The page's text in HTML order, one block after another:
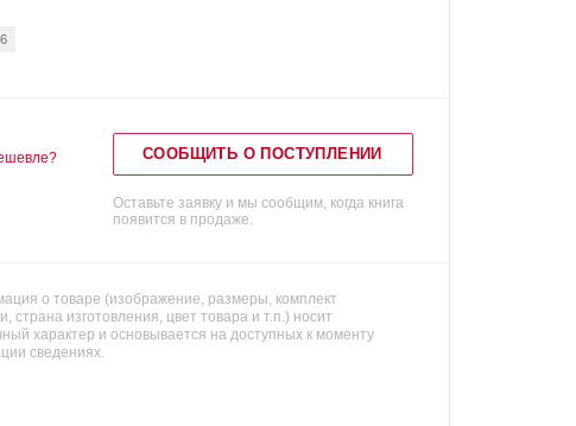
СООБЩИТЬ О ПОСТУПЛЕНИИ
Оставьте заявку и мы сообщим, когда книга
появится в продаже.
о товаре (изображение, размеры, комплект
страна изготовления, цвет товара и т.п.) носит
характер и основывается на доступных к моменту
сведениях.